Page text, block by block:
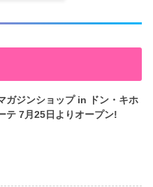
ガジンショップ in ドン・キホ
テ 7月25日よりオープン!